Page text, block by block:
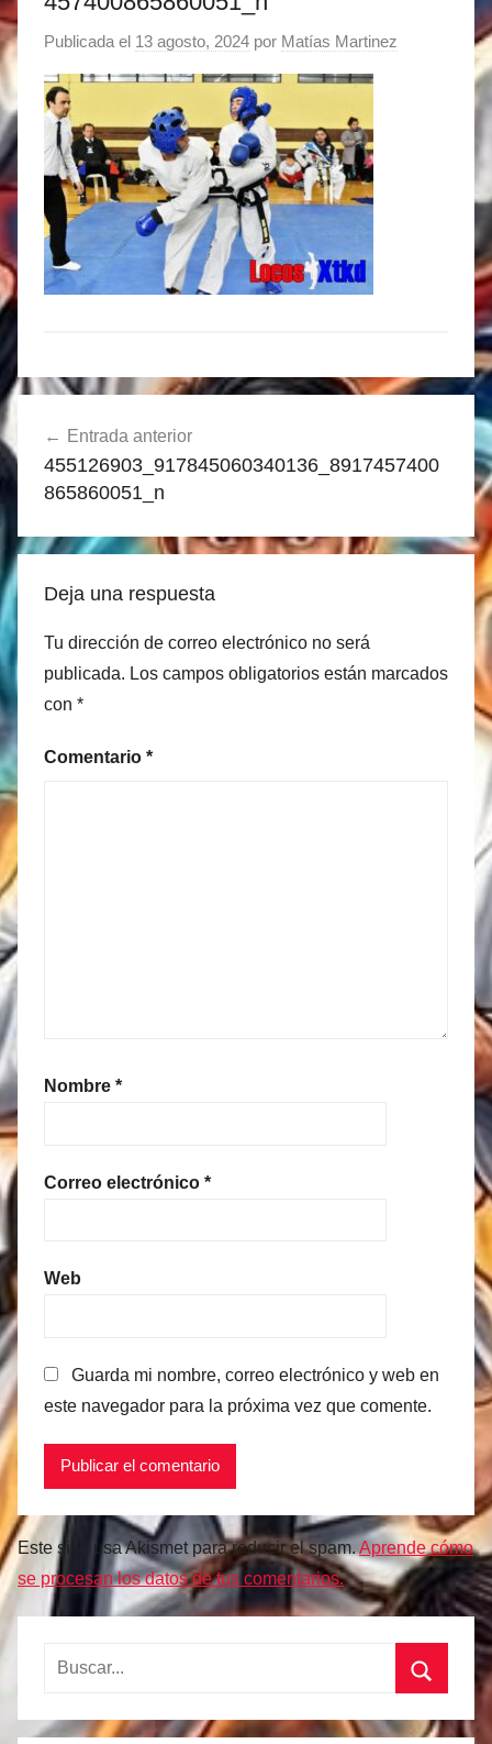
Publicada el 13 agosto, 2024 por Matías Martinez
de
entradas
Entrada anterior
455126903_917845060340136_8917457400
865860051_n
Deja una respuesta
Tu dirección de correo electrónico no será
publicada. Los campos obligatorios están marcados
con *
Comentario *
Nombre *
Correo electrónico *
Web
Guarda mi nombre, correo electrónico y web en
este navegador para la próxima vez que comente.
Este sitio usa Akismet para reducir el spam. Aprende cómo
se procesan los datos de tus comentarios.
Buscar: